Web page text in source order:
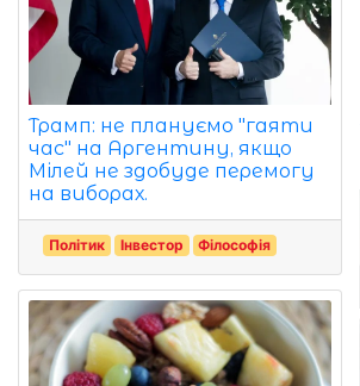
Трамп: не плануємо "гаяти
час" на Аргентину, якщо
Мілей не здобуде перемогу
на виборах.
Політик Інвестор Філософія